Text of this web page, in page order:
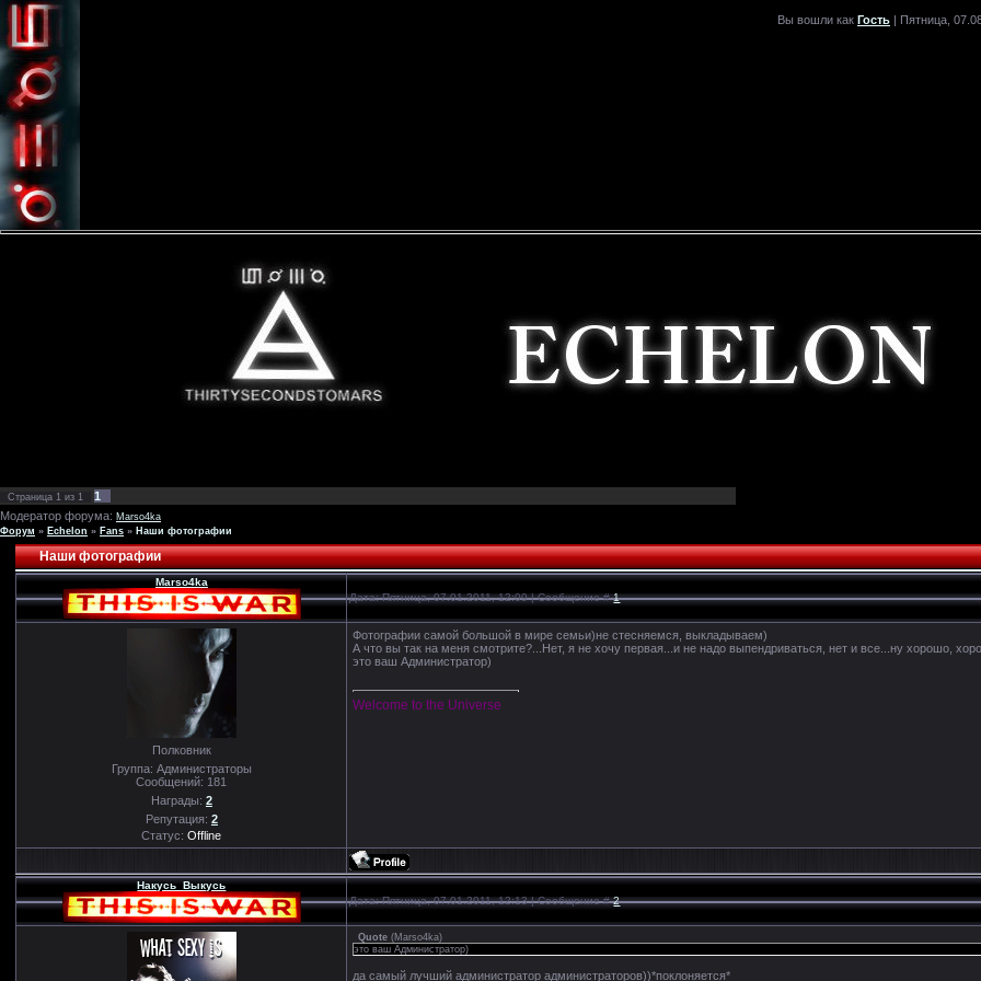
Вы вошли как Гость | Пятница,
Страница 1 из 1
1
Модератор форума: Marso4ka
Форум » Echelon » Fans » Наши фотографии
Наши фотографии
Marso4ka
Дата: Пятница, 07.01.2011, 12:09 | Сообщение #1
Полковник
Группа: Администраторы
Сообщений: 181
Награды: 2
Репутация: 2
Статус:Offline
Фотографии самой большой в мире семьи)не стесняемся, выкладываем)
А что вы так на меня смотрите?...Нет, я не хочу первая...и не надо выпендриваться, нет и все...ну хорошо,
это ваш Администратор)
Welcome to the Universe
Накусь_Выкусь
Дата: Пятница, 07.01.2011, 12:13 | Сообщение #2
Quote (Marso4ka)
это ваш Администратор)
да самый лучший администратор администраторов))*поклоняется*